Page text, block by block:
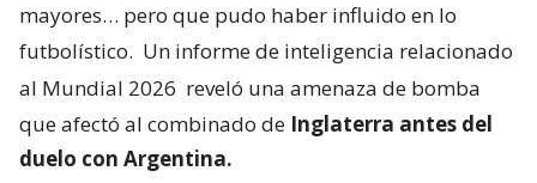
mayores… pero que pudo haber influido en lo
futbolístico. Un informe de inteligencia relacionado
al Mundial 2026 reveló una amenaza de bomba
que afectó al combinado de Inglaterra antes del
duelo con Argentina.